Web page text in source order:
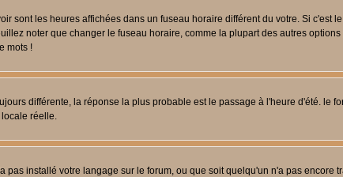
sont les heures affichées dans un fuseau horaire différent du votre. Si
noter que changer le fuseau horaire, comme la plupart des autres
mots !
différente, la réponse la plus probable est le passage à l'heure d'été. le
réelle.
installé votre langage sur le forum, ou que soit quelqu'un n'a pas encore